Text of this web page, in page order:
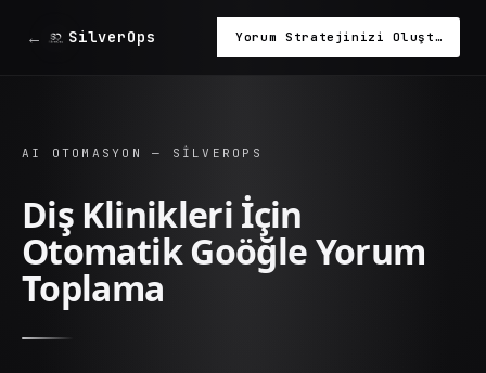
← SilverOps Yorum Stratejinizi Oluşturalim
AI OTOMASYON — SILVEROPS
Diş Klinikleri İçin
Otomatik Goöğle Yorum
Toplama